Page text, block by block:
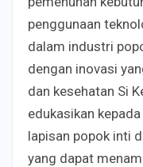
penggunaan
dalam industri
dengan inovasi
dan kesehatan Si
edukasikan
lapisan popok inti
yang dapat